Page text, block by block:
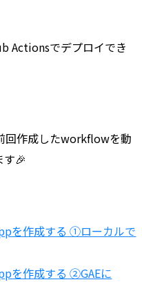
Actionsでデプロイでき
回作成したworkflowを動
🎉
を作成する ①ローカルで
を作成する ②GAEに